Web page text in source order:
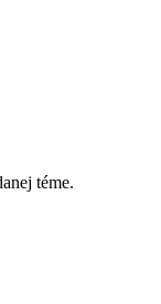
téme.